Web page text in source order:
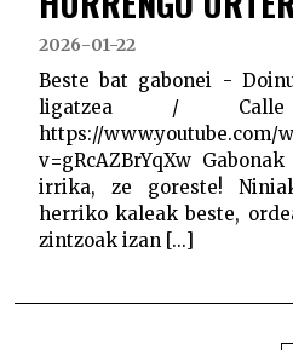
2026-01-22
Beste bat gabonei -
ligatzea / Calle
https://www.youtube.com/
v=gRcAZBrYqXw
irrika, ze goreste!
herriko kaleak beste,
zintzoak izan [...]